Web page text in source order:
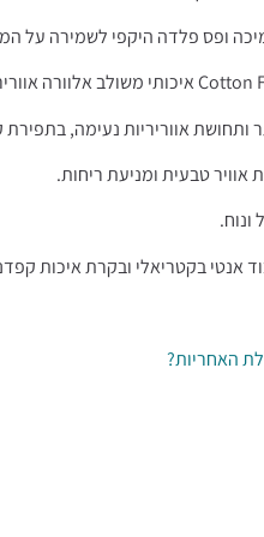
ופס פלדה היקפי לשמירה על
אווריריות נעימה, בתפירת
אוויר טבעית ומניעת ריחות.
ונוח.
אנטי בקטריאלי ובקרת איכות
האחריות?